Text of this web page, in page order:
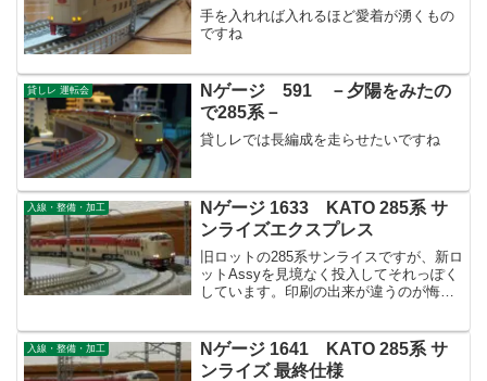
手を入れれば入れるほど愛着が湧くもの
ですね
貸しレ 運転会
Nゲージ 591 －夕陽をみたの
で285系－
貸しレでは長編成を走らせたいですね
入線・整備・加工
Nゲージ 1633 KATO 285系 サ
ンライズエクスプレス
旧ロットの285系サンライスですが、新ロ
ットAssyを見境なく投入してそれっぽく
しています。印刷の出来が違うのが悔し
入線・整備・加工
Nゲージ 1641 KATO 285系 サ
ンライズ 最終仕様